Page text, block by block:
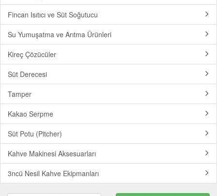
Fincan Isıtıcı ve Süt Soğutucu
Su Yumuşatma ve Arıtma Ürünleri
Kireç Çözücüler
Süt Derecesi
Tamper
Kakao Serpme
Süt Potu (Pitcher)
Kahve Makinesi Aksesuarları
3ncü Nesil Kahve Ekipmanları